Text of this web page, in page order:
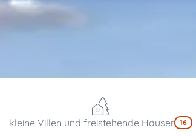
kleine Villen und freistehende Häuser 16